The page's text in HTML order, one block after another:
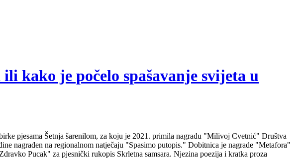
kako je počelo spašavanje svijeta u
pjesama Šetnja šarenilom, za koju je 2021. primila nagradu "Milivoj Cvetnić" Društva
nagrađen na regionalnom natječaju "Spasimo putopis." Dobitnica je nagrade "Metafora"
Pucak" za pjesnički rukopis Skrletna samsara. Njezina poezija i kratka proza